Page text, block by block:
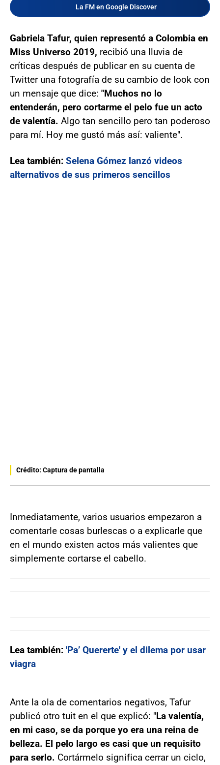
La FM en Google Discover
Gabriela Tafur, quien representó a Colombia en
Miss Universo 2019, recibió una lluvia de
críticas después de publicar en su cuenta de
Twitter una fotografía de su cambio de look con
un mensaje que dice: "Muchos no lo
entenderán, pero cortarme el pelo fue un acto
de valentía. Algo tan sencillo pero tan poderoso
para mí. Hoy me gustó más así: valiente".
Lea también: Selena Gómez lanzó videos
alternativos de sus primeros sencillos
Crédito: Captura de pantalla
Inmediatamente, varios usuarios empezaron a
comentarle cosas burlescas o a explicarle que
en el mundo existen actos más valientes que
simplemente cortarse el cabello.
Lea también: 'Pa’ Quererte' y el dilema por usar
viagra
Ante la ola de comentarios negativos, Tafur
publicó otro tuit en el que explicó: "La valentía,
en mi caso, se da porque yo era una reina de
belleza. El pelo largo es casi que un requisito
para serlo. Cortármelo significa cerrar un ciclo,